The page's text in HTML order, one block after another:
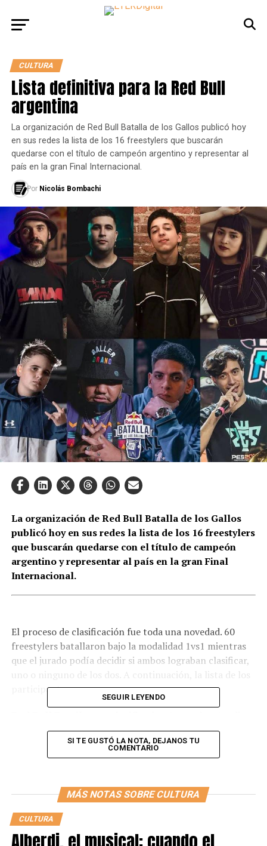
CULTURA
Lista definitiva para la Red Bull
argentina
La organización de Red Bull Batalla de los Gallos publicó hoy
en sus redes la lista de los 16 freestylers que buscarán
quedarse con el título de campeón argentino y representar al
país en la gran Final Internacional.
Por Nicolás Bombachi
La organización de Red Bull Batalla de los Gallos
publicó hoy en sus redes la lista de los 16 freestylers
que buscarán quedarse con el título de campeón
argentino y representar al país en la gran Final
Internacional.
El proceso de clasificación fue toda una novedad. 60
freestylers batallaron bajo la modalidad 1vs1 mientras
que el jurado podía decidir si ambos lograban clasificar,
uno o ninguno de los dos. A continuación, la lista de los
participantes:
Tata (campeón)
Mecha (3er puesto)
Red Bull Batalla, Finalistas Argentina 2021
SEGUIR LEYENDO
SI TE GUSTÓ LA NOTA, DEJANOS TU
COMENTARIO
MÁS NOTAS SOBRE CULTURA
CULTURA